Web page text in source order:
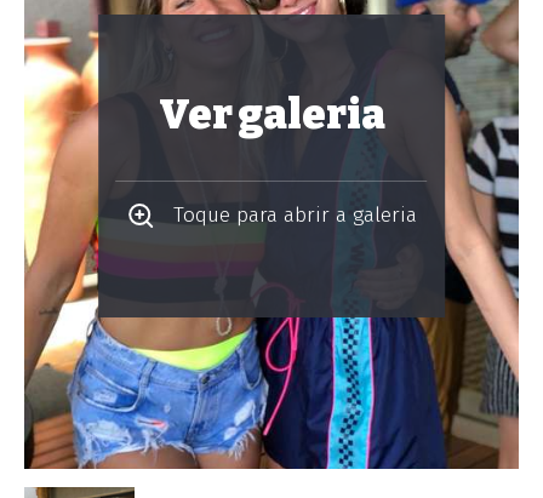
Ver galeria
Toque para abrir a galeria